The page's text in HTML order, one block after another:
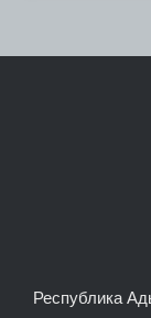
Республика